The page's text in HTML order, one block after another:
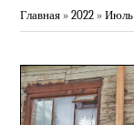
Главная »2022 » Июль